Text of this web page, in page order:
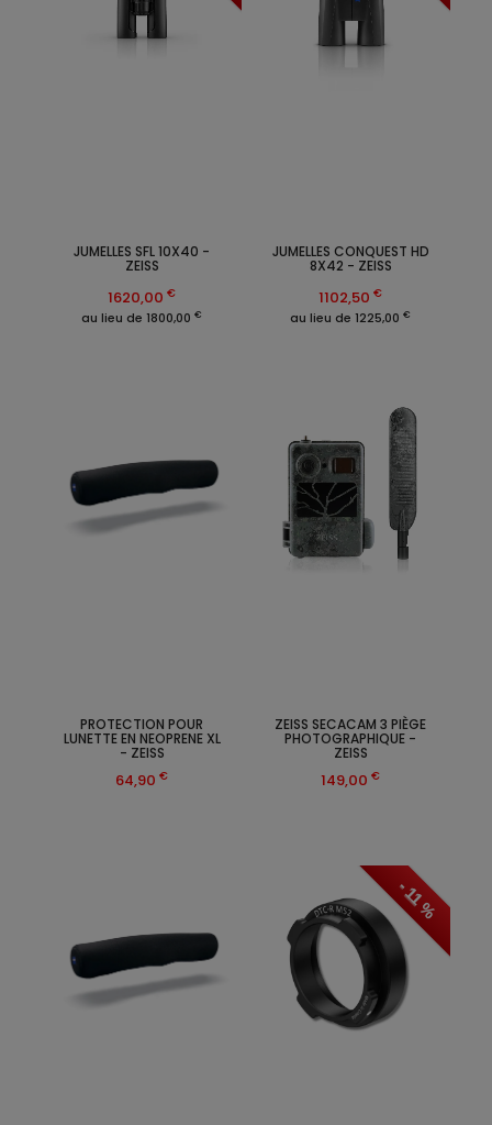
JUMELLES SFL 10X40 -
ZEISS
1620,00 €
au lieu de 1800,00 €
JUMELLES CONQUEST HD
8X42 - ZEISS
1102,50 €
au lieu de 1225,00 €
PROTECTION POUR
LUNETTE EN NEOPRENE XL
- ZEISS
64,90 €
ZEISS SECACAM 3 PIÈGE
PHOTOGRAPHIQUE -
ZEISS
149,00 €
- 11 %